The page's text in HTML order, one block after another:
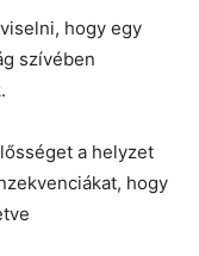
hogy egy
szívében
a helyzet
hogy